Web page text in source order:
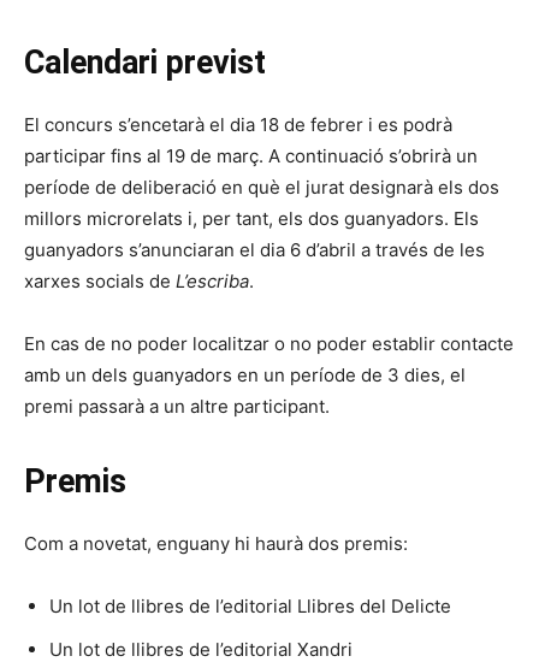
Calendari previst
El concurs s’encetarà el dia 18 de febrer i es podrà
participar fins al 19 de març. A continuació s’obrirà un
període de deliberació en què el jurat designarà els dos
millors microrelats i, per tant, els dos guanyadors. Els
guanyadors s’anunciaran el dia 6 d’abril a través de les
xarxes socials de L’escriba.
En cas de no poder localitzar o no poder establir contacte
amb un dels guanyadors en un període de 3 dies, el
premi passarà a un altre participant.
Premis
Com a novetat, enguany hi haurà dos premis:
Un lot de llibres de l’editorial Llibres del Delicte
Un lot de llibres de l’editorial Xandri